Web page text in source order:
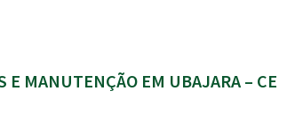
E MANUTENÇÃO EM UBAJARA – CE